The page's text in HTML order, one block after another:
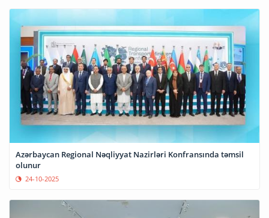
Azərbaycan Regional Nəqliyyat Nazirləri Konfransında təmsil
olunur
24-10-2025